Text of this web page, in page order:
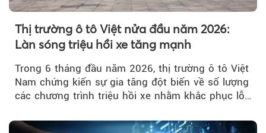
Thị trường ô tô Việt nửa đầu năm 2026:
Làn sóng triệu hồi xe tăng mạnh
Trong 6 tháng đầu năm 2026, thị trường ô tô Việt
Nam chứng kiến sự gia tăng đột biến về số lượng
các chương trình triệu hồi xe nhằm khắc phục lỗi